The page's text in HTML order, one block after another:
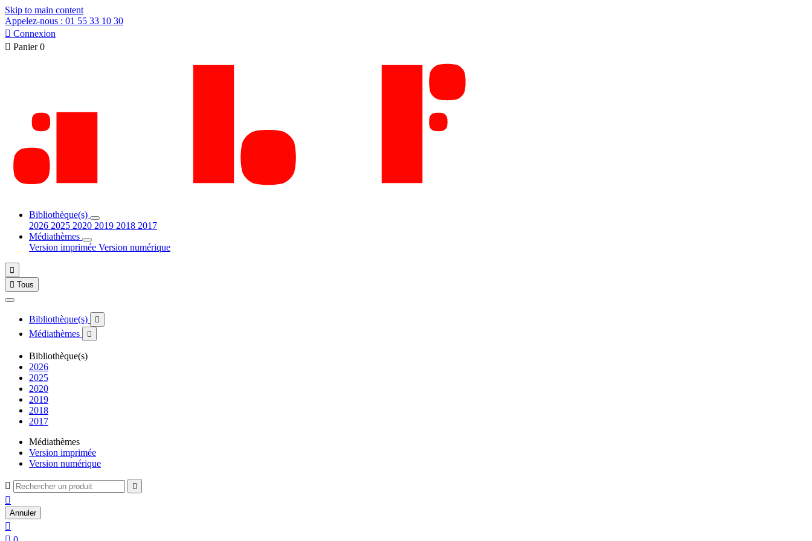
Skip to main content
Appelez-nous : 01 55 33 10 30
 Connexion
 Panier 0
Bibliothèque(s)
2026 2025 2020 2019 2018 2017
Médiathèmes
Version imprimée Version numérique

 Tous
Bibliothèque(s) 
Médiathèmes 
Bibliothèque(s)
2026
2025
2020
2019
2018
2017
Médiathèmes
Version imprimée
Version numérique
 

Annuler
